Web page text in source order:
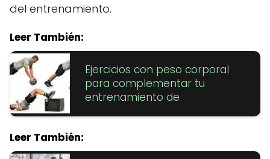
del entrenamiento.
Leer También:
Ejercicios con peso corporal
para complementar tu
entrenamiento de
Leer También: